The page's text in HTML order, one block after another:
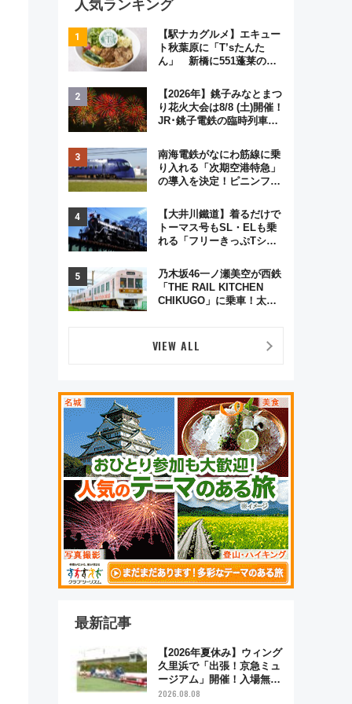
人気ランキング
【駅ナカグルメ】エキュー
ト秋葉原に「T’sたんた
ん」 新橋に551蓬莱の
オムライス専門店「肉とた
まご」新グルメ続々登場！
【2026年8月】
【2026年】銚子みなとまつ
り花火大会は8/8 (土)開催！
JR･銚子電鉄の臨時列車や
く8,000発の大迫力＆屋台
を満喫
南海電鉄がなにわ筋線に乗
り入れる「次期空港特急」
の導入を決定！ピニンファ
デザイン
【大井川鐵道】着るだけで
トーマス号もSL・ELも乗
れる「フリーきっぷTシャ
乃木坂46一ノ瀬美空が西鉄
「THE RAIL KITCHEN
CHIKUGO」に乗車！太宰
VIEW ALL
最新記事
【2026年夏休み】ウィング
久里浜で「出張！京急ミュ
ージアム」開催！入場無料
でスタンプラリーや子ども
2026.08.08